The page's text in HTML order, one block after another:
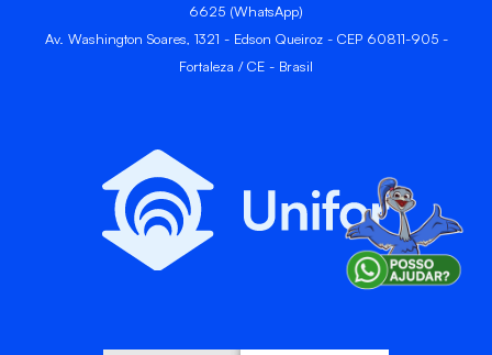
6625 (WhatsApp)
Av. Washington Soares, 1321 - Edson Queiroz - CEP 60811-905 -
Fortaleza / CE - Brasil